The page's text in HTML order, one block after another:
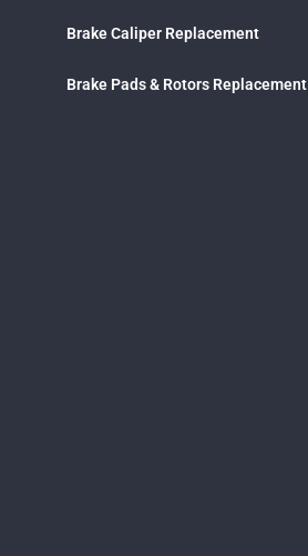
Brake Caliper Replacement
Brake Pads & Rotors Replacement